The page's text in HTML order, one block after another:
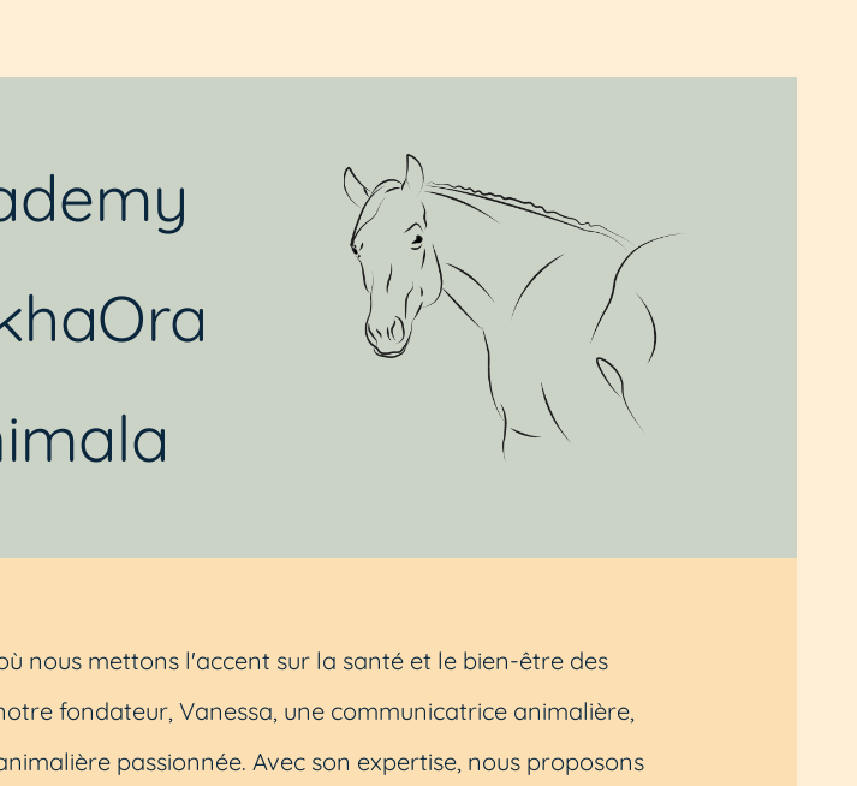
nous mettons l'accent sur la santé et le bien-être des
fondateur, Vanessa, une communicatrice animalière,
passionnée. Avec son expertise, nous proposons